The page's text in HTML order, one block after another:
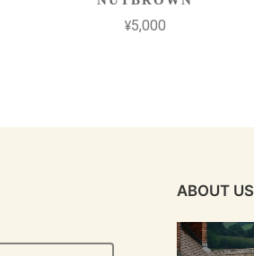
¥5,000
ABOUT US